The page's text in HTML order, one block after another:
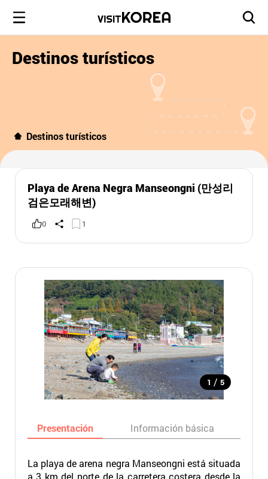
Destinos turísticos
Destinos turísticos
Playa de Arena Negra Manseongni (만성리
검은모래해변)
0 1
1 / 5
Presentación Información básica
La playa de arena negra Manseongni está situada
a 3 km del norte de la carretera costera desde la